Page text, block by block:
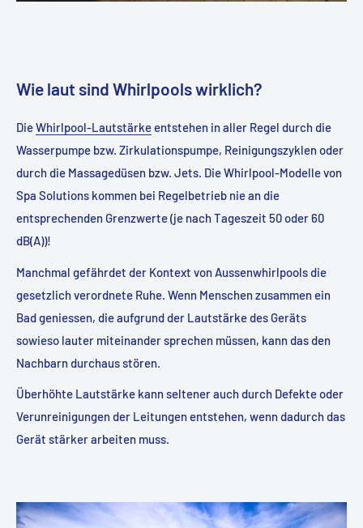
Wie laut sind Whirlpools wirklich?
DieWhirlpool-Lautstärkeentstehen in aller Regel durch die
Wasserpumpe bzw. Zirkulationspumpe, Reinigungszyklen oder
durch die Massagedüsen bzw. Jets. Die Whirlpool-Modelle von
Spa Solutions kommen bei Regelbetrieb nie an die
entsprechenden Grenzwerte (je nach Tageszeit 50 oder 60
dB(A))!
Manchmal gefährdet der Kontext von Aussenwhirlpools die
gesetzlich verordnete Ruhe. Wenn Menschen zusammen ein
Bad geniessen, die aufgrund der Lautstärke des Geräts
sowieso lauter miteinander sprechen müssen, kann das den
Nachbarn durchaus stören.
Überhöhte Lautstärke kann seltener auch durch Defekte oder
Verunreinigungen der Leitungen entstehen, wenn dadurch das
Gerät stärker arbeiten muss.